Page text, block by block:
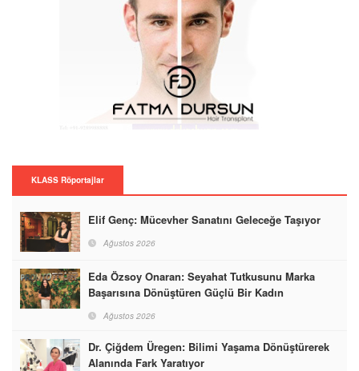
KLASS Röportajlar
Elif Genç: Mücevher Sanatını Geleceğe Taşıyor
Ağustos 2026
Eda Özsoy Onaran: Seyahat Tutkusunu Marka
Başarısına Dönüştüren Güçlü Bir Kadın
Ağustos 2026
Dr. Çiğdem Üregen: Bilimi Yaşama Dönüştürerek
Alanında Fark Yaratıyor